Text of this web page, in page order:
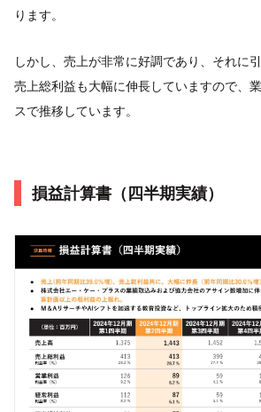
ります。
しかし、売上が非常に好調であり、それに
売上総利益も大幅に伸長していますので、
スで推移しています。
損益計算書（四半期実績）